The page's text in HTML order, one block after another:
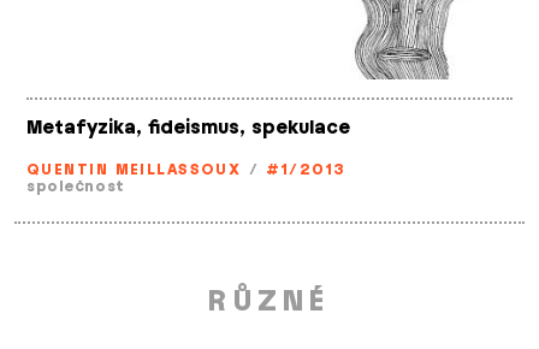
Metafyzika, fideismus, spekulace
QUENTIN MEILLASSOUX / #1/2013
společnost
RŮZNÉ